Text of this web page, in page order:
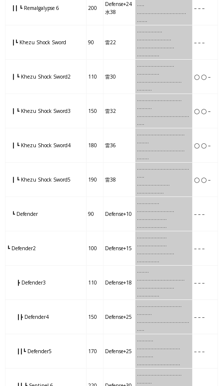
┃┃ ┗ Remalgalypse 6 200
Defense+24
水38
…..
………………..………….
…....
– – –
┃┗ Khezu Shock Sword 90 雷22
…….……….
…………………..
…….……….……..
……………
– – –
┃ ┗ Khezu Shock Sword2 110 雷30
…..…….……..…..
……………
…..…….……..……….
……….
◯ ◯ –
┃ ┗ Khezu Shock Sword3 150 雷32
……….….…….……...
……….
……….….…….…….…….
…..
◯ ◯ –
┃ ┗ Khezu Shock Sword4 180 雷36
…………….……..……..
……..
…………….……..……..
……..
◯ ◯ –
┃ ┗ Khezu Shock Sword5 190 雷38
………..………..………….
…..
………..………..
………………
◯ ◯ –
┗ Defender 90 Defense+10
……….…..
…………………….
……….……….
………………..
– – –
┗ Defender2 100 Defense+15
….…………....
………………..
….…………..…….
……………
– – –
┣ Defender3 110 Defense+18
….….
…………………………..
….….……………..
……………
– – –
┃┣ Defender4 150 Defense+25
…………………….…..
……….
…………………….……....
…..
– – –
┃┃┗ Defender5 170 Defense+25
…….….
………………………..
…….….
………………………..
– – –
…….…..…….………..
……….